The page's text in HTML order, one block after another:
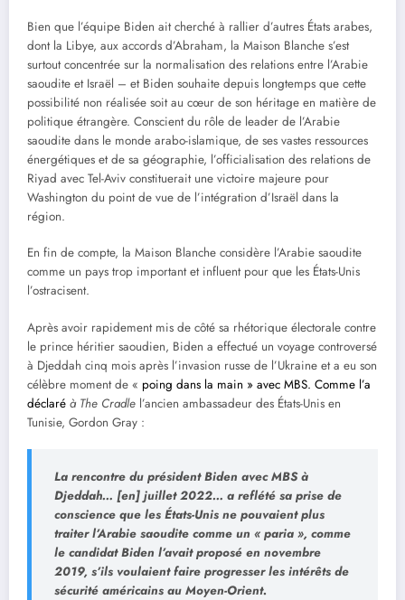
Bien que l’équipe Biden ait cherché à rallier d’autres États arabes,
dont la Libye, aux accords d’Abraham, la Maison Blanche s’est
surtout concentrée sur la normalisation des relations entre l’Arabie
saoudite et Israël – et Biden souhaite depuis longtemps que cette
possibilité non réalisée soit au cœur de son héritage en matière de
politique étrangère. Conscient du rôle de leader de l’Arabie
saoudite dans le monde arabo-islamique, de ses vastes ressources
énergétiques et de sa géographie, l’officialisation des relations de
Riyad avec Tel-Aviv constituerait une victoire majeure pour
Washington du point de vue de l’intégration d’Israël dans la
région.
En fin de compte, la Maison Blanche considère l’Arabie saoudite
comme un pays trop important et influent pour que les États-Unis
l’ostracisent.
Après avoir rapidement mis de côté sa rhétorique électorale contre
le prince héritier saoudien, Biden a effectué un voyage controversé
à Djeddah cinq mois après l’invasion russe de l’Ukraine et a eu son
célèbre moment de « poing dans la main » avec MBS. Comme l’a
déclaré à The Cradle l’ancien ambassadeur des États-Unis en
Tunisie, Gordon Gray :
La rencontre du président Biden avec MBS à
Djeddah… [en] juillet 2022… a reflété sa prise de
conscience que les États-Unis ne pouvaient plus
traiter l’Arabie saoudite comme un « paria », comme
le candidat Biden l’avait proposé en novembre
2019, s’ils voulaient faire progresser les intérêts de
sécurité américains au Moyen-Orient.